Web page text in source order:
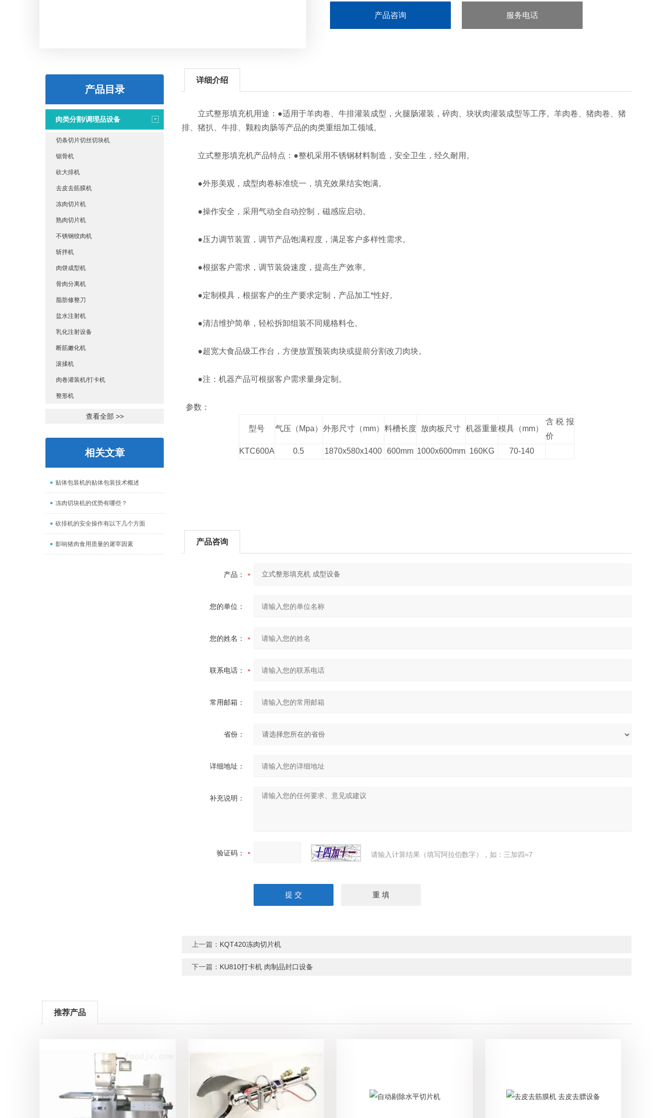
产品咨询 服务电话
产品目录
肉类分割/调理品设备
切条切片切丝切块机
锯骨机
砍大排机
去皮去筋膜机
冻肉切片机
熟肉切片机
不锈钢绞肉机
斩拌机
肉饼成型机
骨肉分离机
脂肪修整刀
盐水注射机
乳化注射设备
断筋嫩化机
滚揉机
肉卷灌装机/打卡机
整形机
查看全部 >>
相关文章
贴体包装机的贴体包装技术概述
冻肉切块机的优势有哪些？
砍排机的安全操作有以下几个方面
影响猪肉食用质量的屠宰因素
详细介绍
立式整形填充机用途：●适用于羊肉卷、牛排灌装成型，火腿肠灌装，碎肉、块状肉灌装成型等工序。羊肉卷、猪肉卷、猪
排、猪扒、牛排、颗粒肉肠等产品的肉类重组加工领域。
立式整形填充机产品特点：●整机采用不锈钢材料制造，安全卫生，经久耐用。
●外形美观，成型肉卷标准统一，填充效果结实饱满。
●操作安全，采用气动全自动控制，磁感应启动。
●压力调节装置，调节产品饱满程度，满足客户多样性需求。
●根据客户需求，调节装袋速度，提高生产效率。
●定制模具，根据客户的生产要求定制，产品加工*性好。
●清洁维护简单，轻松拆卸组装不同规格料仓。
●超宽大食品级工作台，方便放置预装肉块或提前分割改刀肉块。
●注：机器产品可根据客户需求量身定制。
参数：
型号 气压（Mpa） 外形尺寸（mm） 料槽长度 放肉板尺寸 机器重量模具（mm）
含税报
价
KTC600A
0.5 1870x580x1400 600mm 1000x600mm 160KG 70-140
产品咨询
产品：
您的单位：
您的姓名：
联系电话：
常用邮箱：
省份：
详细地址：
补充说明：
验证码： 请输入计算结果（填写阿拉伯数字），如：三加四=7
上一篇： KQT420冻肉切片机
下一篇： KU810打卡机 肉制品封口设备
推荐产品